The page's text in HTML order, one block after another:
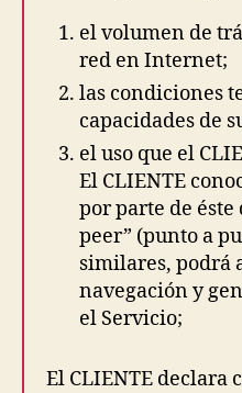
el volumen de
red en Internet;
las condiciones
capacidades de
el uso que el
El CLIENTE
por parte de éste
peer” (punto a
similares, podrá
navegación y
el Servicio;
El CLIENTE declara